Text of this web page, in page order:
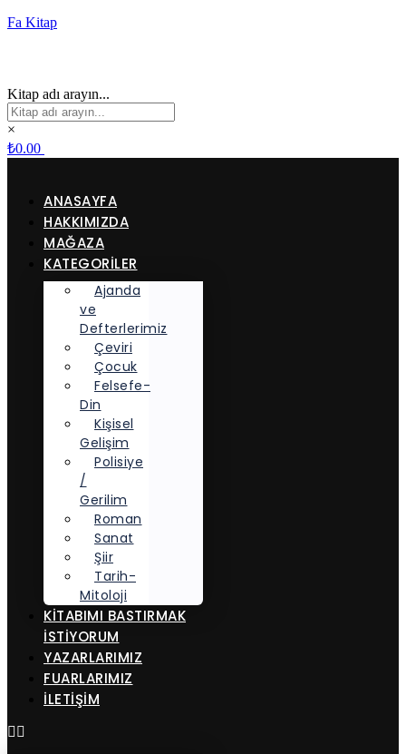
Fa Kitap
Kitap adı arayın...
×
₺0.00
ANASAYFA
HAKKIMIZDA
MAĞAZA
KATEGORİLER
Ajanda
ve
Defterlerimiz
Çeviri
Çocuk
Felsefe-
Din
Kişisel
Gelişim
Polisiye
/
Gerilim
Roman
Sanat
Şiir
Tarih-
Mitoloji
KITABIMI BASTIRMAK
İSTIYORUM
YAZARLARIMIZ
FUARLARIMIZ
İLETİŞİM